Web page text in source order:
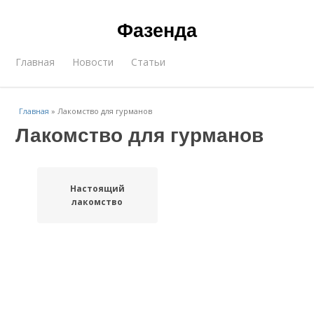
Фазенда
Главная Новости Статьи
Главная »Лакомство для гурманов
Лакомство для гурманов
Настоящий
лакомство